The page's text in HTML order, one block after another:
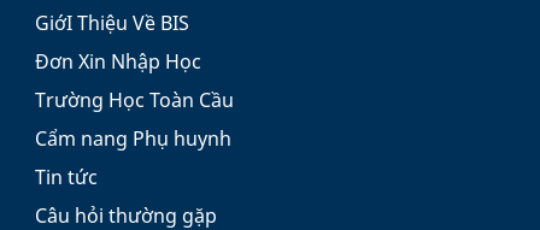
GiớI Thiệu Về BIS
Đơn Xin Nhập Học
Trường Học Toàn Cầu
Cẩm nang Phụ huynh
Tin tức
Câu hỏi thường gặp